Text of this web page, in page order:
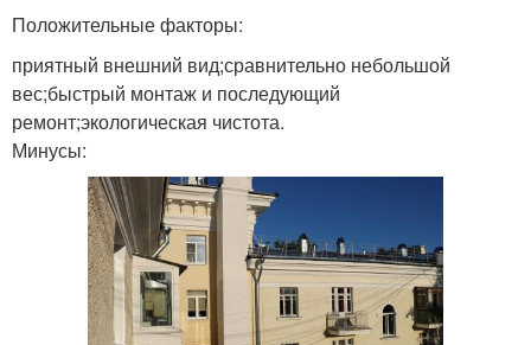
Положительные факторы:
приятный внешний вид;сравнительно небольшой
вес;быстрый монтаж и последующий
ремонт;экологическая чистота.
Минусы: